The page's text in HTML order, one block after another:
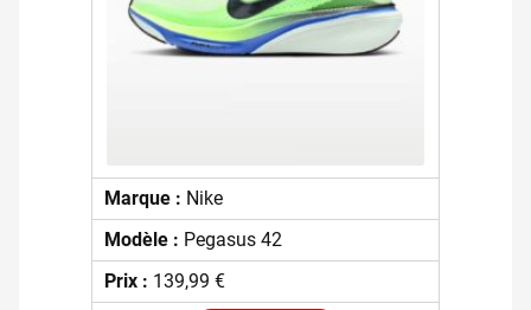
Marque : Nike
Modèle : Pegasus 42
Prix : 139,99 €